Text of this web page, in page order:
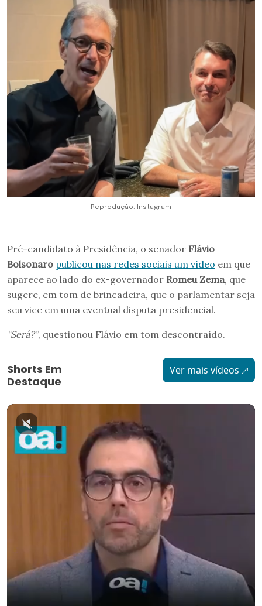
Reprodução: Instagram
Pré-candidato à Presidência, o senador Flávio
Bolsonaro publicou nas redes sociais um vídeo em que
aparece ao lado do ex-governador Romeu Zema, que
sugere, em tom de brincadeira, que o parlamentar seja
seu vice em uma eventual disputa presidencial.
“Será?”, questionou Flávio em tom descontraído.
Shorts Em
Destaque
Ver mais vídeos